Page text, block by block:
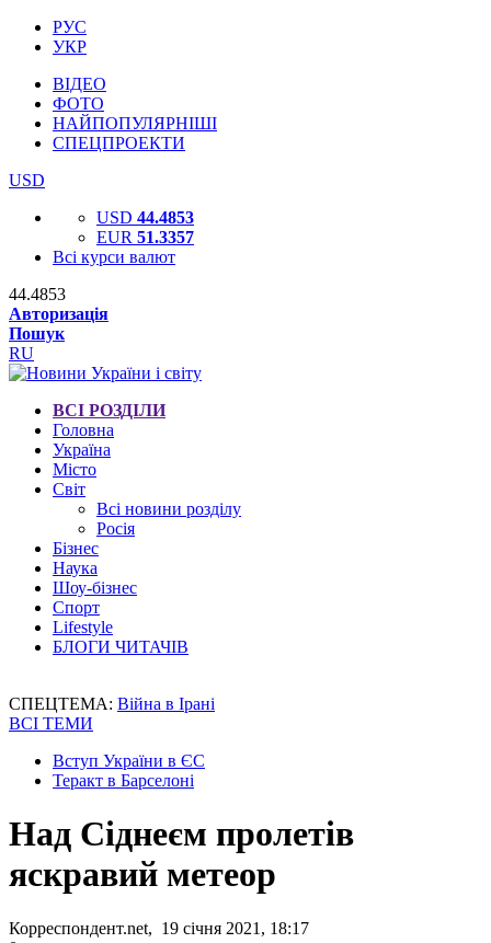
РУС
УКР
ВІДЕО
ФОТО
НАЙПОПУЛЯРНІШІ
СПЕЦПРОЕКТИ
USD
USD 44.4853
EUR 51.3357
Всі курси валют
44.4853
Авторизація
Пошук
RU
ВСІ РОЗДІЛИ
Головна
Україна
Місто
Світ
Всі новини розділу
Росія
Бізнес
Наука
Шоу-бізнес
Спорт
Lifestyle
БЛОГИ ЧИТАЧІВ
СПЕЦТЕМА: Війна в Ірані
ВСІ ТЕМИ
Вступ України в ЄС
Теракт в Барселоні
Над Сіднеєм пролетів
яскравий метеор
Корреспондент.net, 19 січня 2021, 18:17